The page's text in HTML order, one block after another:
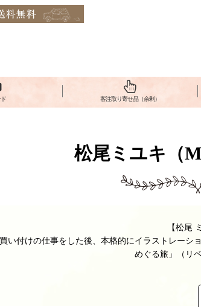
客注取り寄せ品（余剰）
松尾ミユキ（
【松尾
い付けの仕事をした後、本格的にイラストレー
めぐる旅」（リ